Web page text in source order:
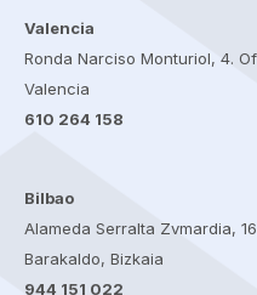
Valencia
Ronda Narciso Monturiol, 4.
Valencia
610 264 158
Bilbao
Alameda Serralta Zvmardia,
Barakaldo, Bizkaia
944 151 022